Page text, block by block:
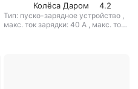
Колёса Даром
4.2
Тип: пуско-зарядное устройство ,
макс. ток зарядки: 40 А , макс. ток